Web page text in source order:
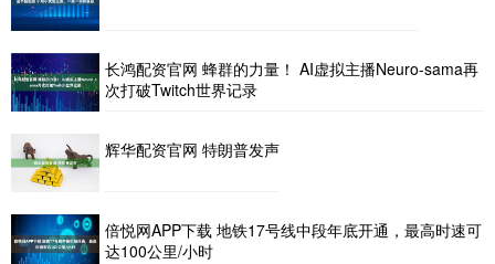
长鸿配资官网 蜂群的力量！ AI虚拟主播Neuro-sama再
次打破Twitch世界记录
辉华配资官网 特朗普发声
倍悦网APP下载 地铁17号线中段年底开通，最高时速可
达100公里/小时